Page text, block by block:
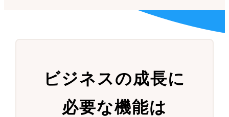
ビジネスの成長に
必要な機能は